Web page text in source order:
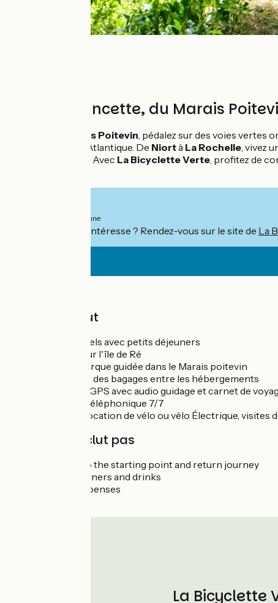
La Vélo Francette, du Marais
Marais Poitevin , pédalez sur des voies vertes
typiques, jusqu’à l’Atlantique. De Niortà La Rochelle , vivez
paysages uniques. Avec La Bicyclette Verte , profitez de
par personne
Ce séjour vous intéresse ? Rendez-vous sur le site de La
Le prix inclut
Nuits en hôtels avec petits déjeuners
Excursion sur l'île de Ré
Balade en barque guidée dans le Marais poitevin
Le transport des bagages entre les hébergements
Application GPS avec audio guidage et carnet de
Assistance téléphonique 7/7
En option : location de vélo ou vélo Électrique, visites
Le prix n'inclut pas
Transport to the starting point and return journey
Lunches, dinners and drinks
Personal expenses
La Bicyclette